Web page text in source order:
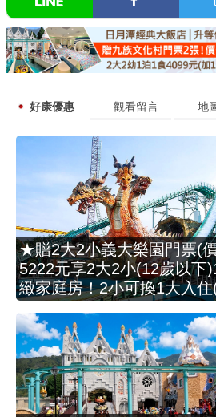
好康優惠 觀看留言 地
★贈2大2小義大樂園門票(
5222元享2大2小(12歲以下
緻家庭房！2小可換1大入